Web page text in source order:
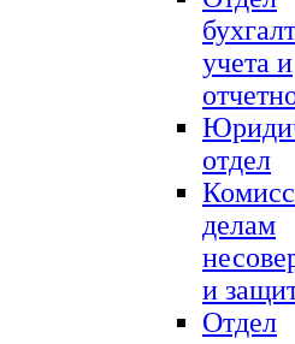
учета и
отдел
делам
и
Отдел